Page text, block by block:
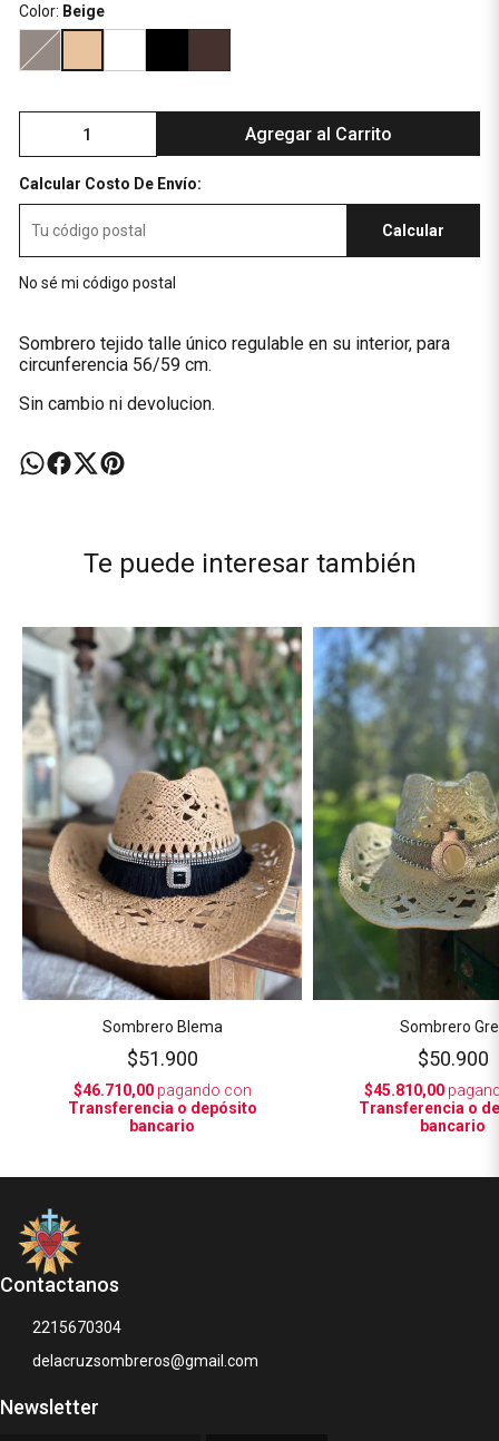
Color: Beige
Agregar al Carrito
Calcular Costo De Envío:
Calcular
No sé mi código postal
Sombrero tejido talle único regulable en su interior, para
circunferencia 56/59 cm.
Sin cambio ni devolucion.
Te puede interesar también
Sombrero Blema
$51.900
$46.710,00pagando con
Transferencia o depósito
bancario
Sombrero
$50.900
$45.810,00
Transferencia o
bancario
Contactanos
2215670304
delacruzsombreros@gmail.com
Newsletter